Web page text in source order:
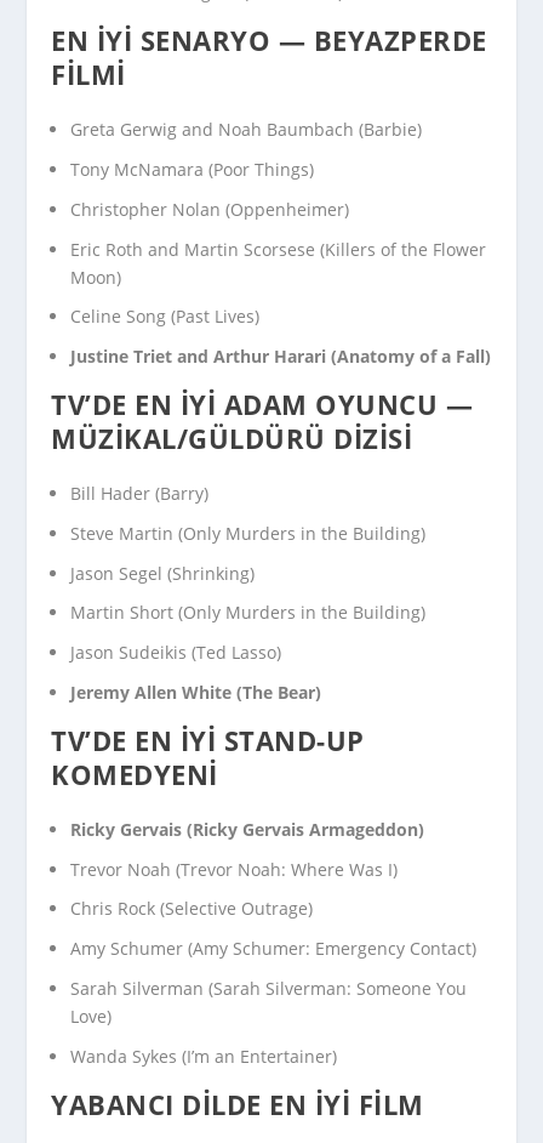
EN İYI SENARYO — BEYAZPERDE
FILMI
Greta Gerwig and Noah Baumbach (Barbie)
Tony McNamara (Poor Things)
Christopher Nolan (Oppenheimer)
Eric Roth and Martin Scorsese (Killers of the Flower
Moon)
Celine Song (Past Lives)
Justine Triet and Arthur Harari (Anatomy of a Fall)
TV’DE EN İYI ADAM OYUNCU —
MÜZIKAL/GÜLDÜRÜ DIZISI
Bill Hader (Barry)
Steve Martin (Only Murders in the Building)
Jason Segel (Shrinking)
Martin Short (Only Murders in the Building)
Jason Sudeikis (Ted Lasso)
Jeremy Allen White (The Bear)
TV’DE EN İYI STAND-UP
KOMEDYENI
Ricky Gervais (Ricky Gervais Armageddon)
Trevor Noah (Trevor Noah: Where Was I)
Chris Rock (Selective Outrage)
Amy Schumer (Amy Schumer: Emergency Contact)
Sarah Silverman (Sarah Silverman: Someone You
Love)
Wanda Sykes (I’m an Entertainer)
YABANCI DILDE EN İYI FILM